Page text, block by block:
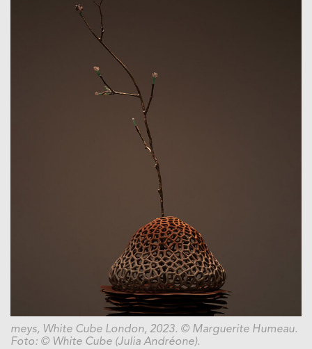
meys, White Cube London, 2023. © Marguerite Humeau.
Foto: © White Cube (Julia Andréone).